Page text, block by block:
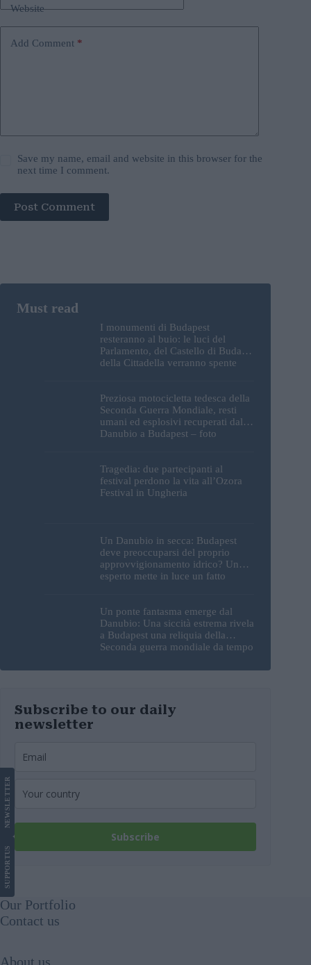
Website
Add Comment *
Save my name, email and website in this browser for the
next time I comment.
Post Comment
I monumenti di Budapest
resteranno al buio: le luci del
Parlamento, del Castello di Buda e
della Cittadella verranno spente
Preziosa motocicletta tedesca della
Seconda Guerra Mondiale, resti
umani ed esplosivi recuperati dal
Danubio a Budapest – foto
Tragedia: due partecipanti al
festival perdono la vita all’Ozora
Festival in Ungheria
Un Danubio in secca: Budapest
deve preoccuparsi del proprio
approvvigionamento idrico? Un
esperto mette in luce un fatto
Un ponte fantasma emerge dal
Danubio: Una siccità estrema rivela
a Budapest una reliquia della
Seconda guerra mondiale da tempo
Subscribe to our daily
newsletter
Subscribe
SUPPORT
US
NEWS
LETTER
Our Portfolio
Contact us
About us